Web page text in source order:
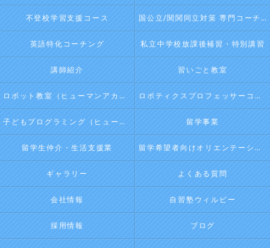
不登校学習支援コース 国公立/関関同立対策 専門コーチング
英語特化コーチング 私立中学校放課後補習・特別講習
講師紹介 習いごと教室
ロボット教室（ヒューマンアカデミージュニアプログラム） ロボティクスプロフェッサーコース（ヒューマンアカデミージュニアプログラム）
子どもプログラミング（ヒューマンアカデミージュニアプログラム） 留学事業
留学生仲介・生活支援業 留学希望者向けオリエンテーション
ギャラリー よくある質問
会社情報 自習塾ウィルビー
採用情報 ブログ